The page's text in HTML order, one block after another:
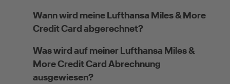
Wann wird meine Lufthansa Miles & More
Credit Card abgerechnet?
Was wird auf meiner Lufthansa Miles &
More Credit Card Abrechnung
ausgewiesen?